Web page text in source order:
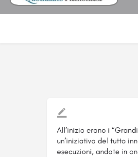
All’inizio erano i
un’iniziativa del tutto
esecuzioni, andate in